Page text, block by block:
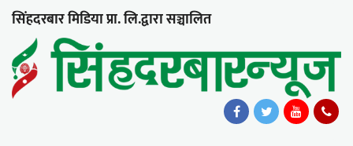
सिंहदरबार मिडिया प्रा. लि.द्वारा सञ्चालित